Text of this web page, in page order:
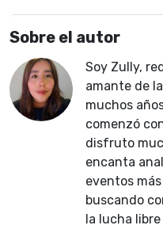
Sobre el autor
Soy Zully,
amante de
muchos
comenzó
disfruto
encanta
eventos
buscando
la lucha